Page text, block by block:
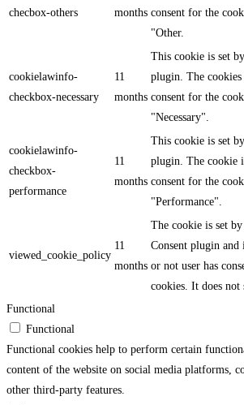
checbox-others
months consent for the
"Other.
cookielawinfo-
checkbox-necessary
11
months
This cookie is set
plugin. The cookies
consent for the
"Necessary".
cookielawinfo-
checkbox-
performance
11
months
This cookie is set
plugin. The cookie
consent for the
"Performance".
viewed_cookie_policy
11
months
The cookie is set
Consent plugin and
or not user has
cookies. It does not
Functional
Functional
Functional cookies help to perform certain
content of the website on social media platforms,
other third-party features.